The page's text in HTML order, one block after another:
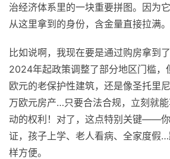
治经济体系里的一块重要拼图。因为
从这里拿到的身份，含金量直接拉满。
比如说啊，我现在要是通过购房拿到
2024年起政策调整了部分地区门槛，
欧元的老保护性建筑，还是像圣托里
万欧元房产…只要合法合规，立刻就
动的权利！对了，这点特别关键——
证，孩子上学、老人看病、全家度假
样方便。